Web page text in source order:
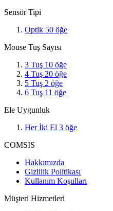
Sensör Tipi
Optik 50 öğe
Mouse Tuş Sayısı
3 Tuş 10 öğe
4 Tuş 20 öğe
5 Tuş 2 öğe
6 Tuş 11 öğe
Ele Uygunluk
Her İki El 3 öğe
COMSIS
Hakkımızda
Gizlilik Politikası
Kullanım Koşulları
Müşteri Hizmetleri